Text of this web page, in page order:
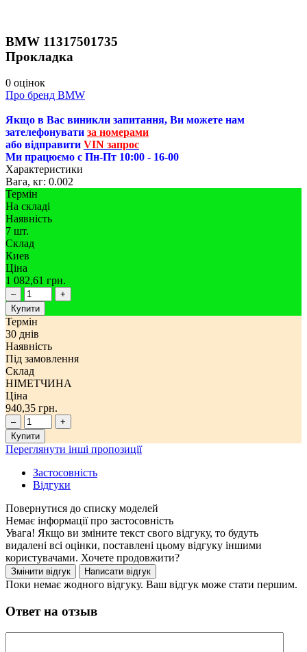
BMW 11317501735
Прокладка
0 оцінок
Про бренд BMW
Якщо в Вас виникли запитання, Ви можете нам
зателефонувати за номерами
або відправити VIN запрос
Ми працюємо с Пн-Пт 10:00 - 16-00
Характеристики
Вага, кг: 0.002
Термін
На складі
Наявність
7 шт.
Склад
Киев
Ціна
1 082,61 грн.
–
+
Купити
Термін
30 днів
Наявність
Під замовлення
Склад
НІМЕТЧИНА
Ціна
940,35 грн.
–
+
Купити
Переглянути інші пропозиції
Застосовність
Відгуки
Немає інформації про застосовність
Увага! Якщо ви зміните текст свого відгуку, то будуть
видалені всі оцінки, поставлені цьому відгуку іншими
користувачами. Хочете продовжити?
Поки немає жодного відгуку. Ваш відгук може стати першим.
Ответ на отзыв